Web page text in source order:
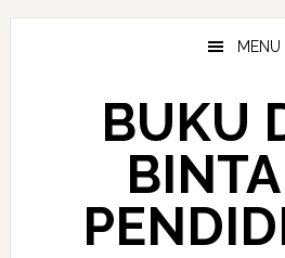
Skip
Skip
MENU
BUKU